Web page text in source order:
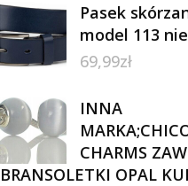
Pasek
model 113
69,99zł
INNA
CHARMS
BRANSOLETKI OPAL